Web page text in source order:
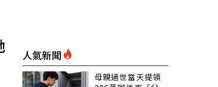
人氣新聞
母親過世當天提領